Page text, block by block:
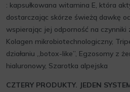
: kapsułkowana witamina E, która
dostarczając skórze świeżą dawkę
wspierając jej odporność na czynniki
Kolagen mikrobiotechnologiczny,
działaniu „botox-like”, Egzosomy z
hialuronowy, Szarotka alpejska
CZTERY PRODUKTY. JEDEN